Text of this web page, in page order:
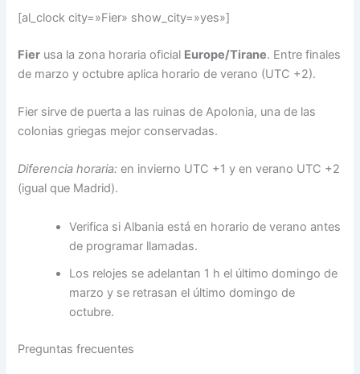
[al_clock city=»Fier» show_city=»yes»]
Fier usa la zona horaria oficial Europe/Tirane. Entre finales
de marzo y octubre aplica horario de verano (UTC +2).
Fier sirve de puerta a las ruinas de Apolonia, una de las
colonias griegas mejor conservadas.
Diferencia horaria: en invierno UTC +1 y en verano UTC +2
(igual que Madrid).
Verifica si Albania está en horario de verano antes
de programar llamadas.
Los relojes se adelantan 1 h el último domingo de
marzo y se retrasan el último domingo de
octubre.
Preguntas frecuentes